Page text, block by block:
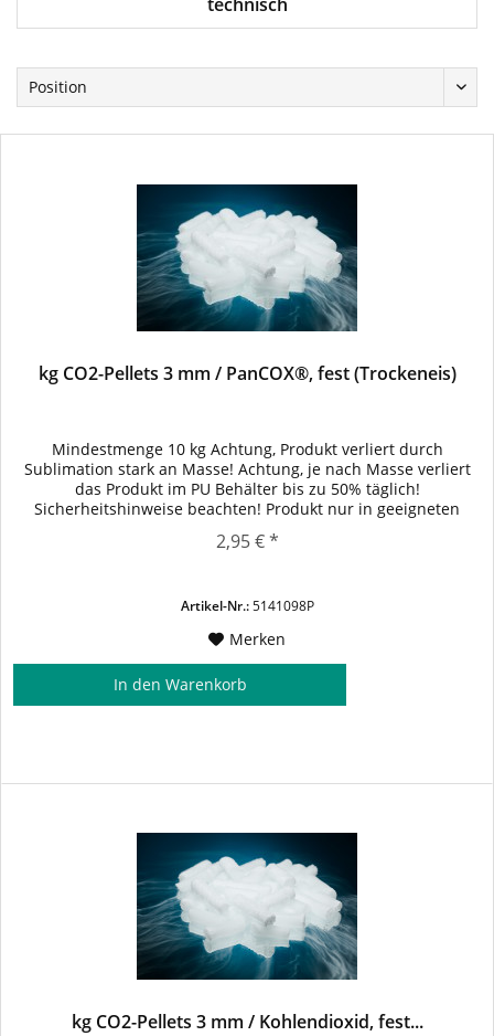
kg CO2-Pellets 3 mm / PanCOX®, fest (Trockeneis)
Mindestmenge 10 kg Achtung, Produkt verliert durch
Sublimation stark an Masse! Achtung, je nach Masse verliert
das Produkt im PU Behälter bis zu 50% täglich!
Sicherheitshinweise beachten! Produkt nur in geeigneten
Transportverpackungen transportieren. Anwendungen: -
Kühlmittel bei Medizin- oder Lebensmittelprodukten. -
2,95 € *
Artikel-Nr.:5141098P
Merken
In den Warenkorb
kg CO2-Pellets 3 mm / Kohlendioxid, fest...